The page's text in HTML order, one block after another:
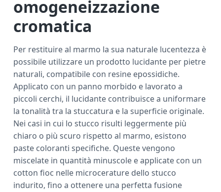
omogeneizzazione
cromatica
Per restituire al marmo la sua naturale lucentezza è
possibile utilizzare un prodotto lucidante per pietre
naturali, compatibile con resine epossidiche.
Applicato con un panno morbido e lavorato a
piccoli cerchi, il lucidante contribuisce a uniformare
la tonalità tra la stuccatura e la superficie originale.
Nei casi in cui lo stucco risulti leggermente più
chiaro o più scuro rispetto al marmo, esistono
paste coloranti specifiche. Queste vengono
miscelate in quantità minuscole e applicate con un
cotton fioc nelle microcerature dello stucco
indurito, fino a ottenere una perfetta fusione